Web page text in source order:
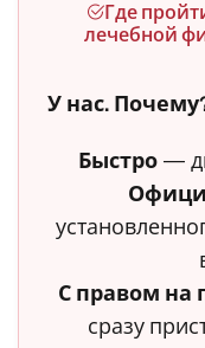
Где
лечебной
У нас.
Быстро —
С правом на
сразу